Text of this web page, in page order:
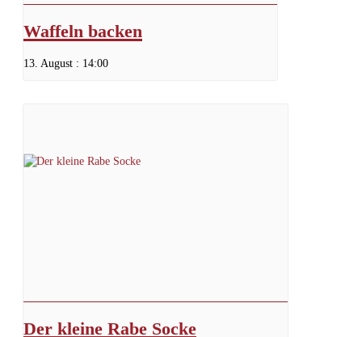
Waffeln backen
13. August : 14:00
Der kleine Rabe Socke